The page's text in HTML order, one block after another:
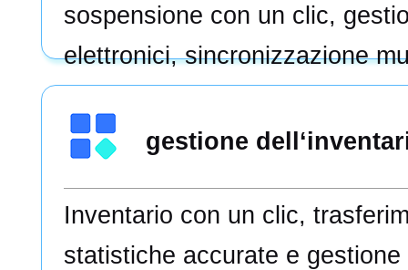
sospensione con un clic,
elettronici, sincronizzazione
migliore comprensione口腔più
gestione
Inventario con un clic,
statistiche accurate e gestione